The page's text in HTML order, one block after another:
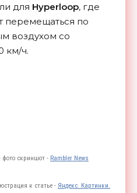
для Hyperloop, где
перемещаться по
воздухом со
км/ч.
фото скриншот - Rambler News
к статье - Яндекс. Картинки.